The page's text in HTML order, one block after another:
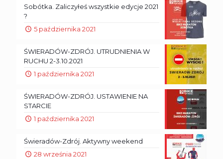
Sobótka. Zaliczyłeś wszystkie edycje 2021
?
5 października 2021
ŚWIERADÓW-ZDRÓJ. UTRUDNIENIA W
RUCHU 2-3.10.2021
1 października 2021
ŚWIERADÓW-ZDRÓJ. USTAWIENIE NA
STARCIE
1 października 2021
Świeradów-Zdrój. Aktywny weekend
28 września 2021